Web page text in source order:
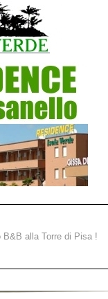
B&B alla Torre di Pisa !